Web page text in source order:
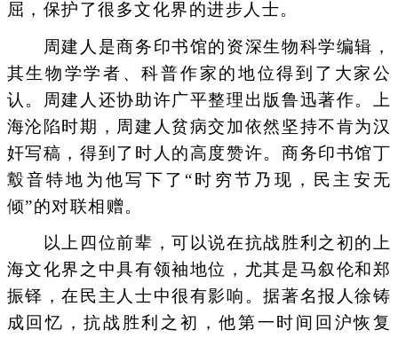
屈，保护了很多文化界的进步人士。
周建人是商务印书馆的资深生物科学编辑，
其生物学学者、科普作家的地位得到了大家公
认。周建人还协助许广平整理出版鲁迅著作。上
海沦陷时期，周建人贫病交加依然坚持不肯为汉
奸写稿，得到了时人的高度赞许。商务印书馆丁
鷇音特地为他写下了“时穷节乃现，民主安无
倾”的对联相赠。
以上四位前辈，可以说在抗战胜利之初的上
海文化界之中具有领袖地位，尤其是马叙伦和郑
振铎，在民主人士中很有影响。据著名报人徐铸
成回忆，抗战胜利之初，他第一时间回沪恢复